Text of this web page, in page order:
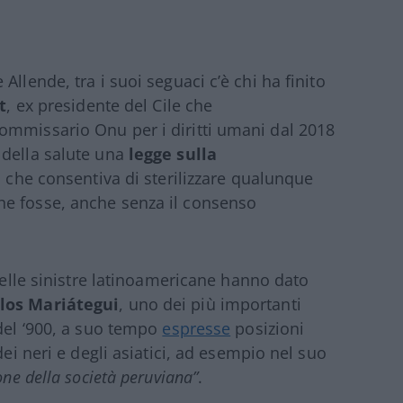
tra i suoi seguaci c’è chi ha finito
, ex presidente del Cile che
Onu per i diritti umani dal 2018
salute una legge sulla
consentiva di sterilizzare qualunque
fosse, anche senza il consenso
sinistre latinoamericane hanno dato
Mariátegui, uno dei più importanti
‘900, a suo tempo espresse posizioni
neri e degli asiatici, ad esempio nel suo
della società peruviana”.